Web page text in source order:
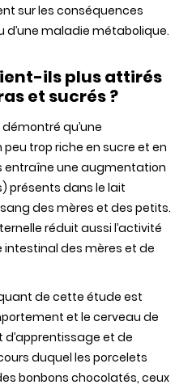
sur les conséquences
d’une maladie métabolique.
ils plus attirés
et sucrés ?
qu’une
trop riche en sucre et en
entraîne une augmentation
présents dans le lait
des mères et des petits.
réduit aussi l’activité
des mères et de
de cette étude est
et le cerveau de
d’apprentissage et de
duquel les porcelets
bonbons chocolatés, ceux